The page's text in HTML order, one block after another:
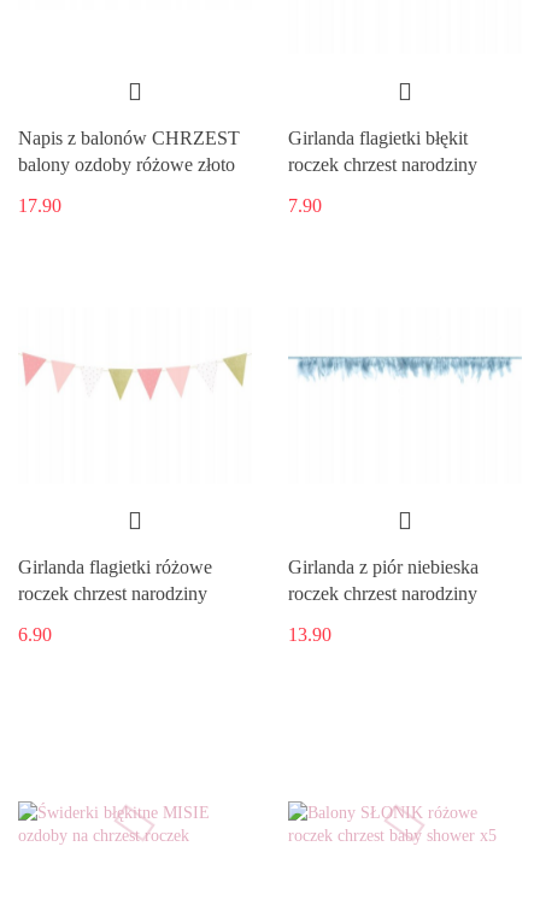
Napis z balonów CHRZEST
balony ozdoby różowe złoto
17.90
Girlanda flagietki błękit
roczek chrzest narodziny
7.90
Girlanda flagietki różowe
roczek chrzest narodziny
6.90
Girlanda z piór niebieska
roczek chrzest narodziny
13.90